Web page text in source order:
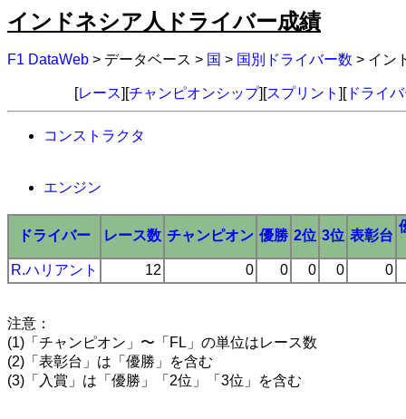
インドネシア人ドライバー成績
F1 DataWeb > データベース > 国 > 国別ドライバー数 > イン
[レース][チャンピオンシップ][スプリント ][ドライ
コンストラクタ
エンジン
ドライバー レース数 チャンピオン 優勝 2位 3位 表彰台
R.ハリアント 12 0 0 0 0 0
注意：
(1)「チャンピオン」〜「FL」の単位はレース数
(2)「表彰台」は「優勝」を含む
(3)「入賞」は「優勝」「2位」「3位」を含む